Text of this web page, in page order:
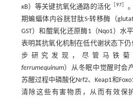
κB）等关键抗氧化通路的活化 ［97
期蝙蝠体内谷胱甘肽S-转移酶（
GST）和醌氧化还原酶1（Nqo1）水
表明其抗氧化机制在低代谢状态下仍
步研究发现，尽管马铁
ferrumequinum）从冬眠中觉醒时会
苏醒过程中磷酸化Nrf2、Keap1和
清除这些有害物质，从而有效保